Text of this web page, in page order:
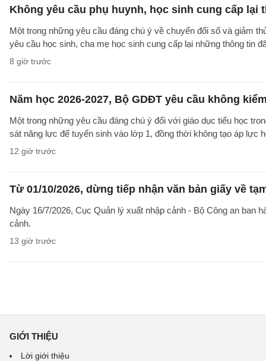
Không yêu cầu phụ huynh, học sinh cung cấp lại
Một trong những yêu cầu đáng chú ý về chuyển đổi số và giảm
yêu cầu học sinh, cha mẹ học sinh cung cấp lại những thông tin
8 giờ trước
Năm học 2026-2027, Bộ GDĐT yêu cầu không
Một trong những yêu cầu đáng chú ý đối với giáo dục tiểu học
sát năng lực để tuyển sinh vào lớp 1, đồng thời không tạo áp
12 giờ trước
Từ 01/10/2026, dừng tiếp nhận văn bản giấy về
Ngày 16/7/2026, Cục Quản lý xuất nhập cảnh - Bộ Công an ban
cảnh.
13 giờ trước
GIỚI THIỆU
Lời giới thiệu